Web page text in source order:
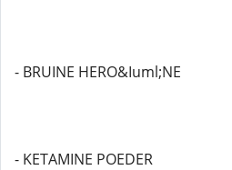
- BRUINE HERO&Iuml;NE
- KETAMINE POEDER